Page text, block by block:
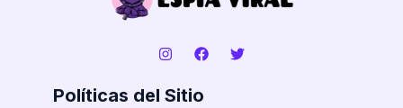
Políticas del Sitio